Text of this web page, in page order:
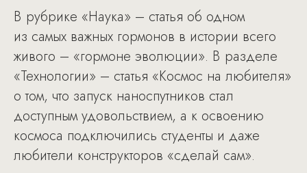
В рубрике «Наука» – статья об одном
из самых важных гормонов в истории всего
живого – «гормоне эволюции». В разделе
«Технологии» – статья «Космос на любителя»
о том, что запуск наноспутников стал
доступным удовольствием, а к освоению
космоса подключились студенты и даже
любители конструкторов «сделай сам».